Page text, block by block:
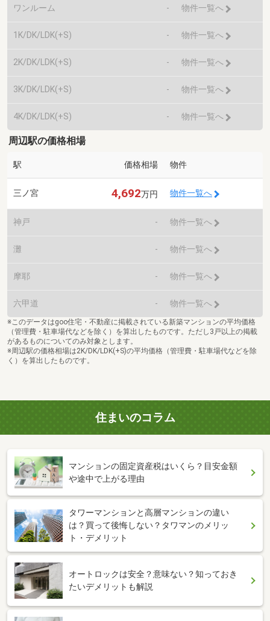
ワンルーム - 物件一覧へ
1K/DK/LDK(+S) - 物件一覧へ
2K/DK/LDK(+S) - 物件一覧へ
3K/DK/LDK(+S) - 物件一覧へ
4K/DK/LDK(+S) - 物件一覧へ
周辺駅の価格相場
駅 価格相場 物件
三ノ宮 4,692万円 物件一覧へ
神戸 - 物件一覧へ
灘 - 物件一覧へ
摩耶 - 物件一覧へ
六甲道 - 物件一覧へ
※このデータはgoo住宅・不動産に掲載されている新築マンションの平均価格
（管理費・駐車場代などを除く）を算出したものです。ただし3戸以上の掲載
があるものについてのみ対象とします。
※周辺駅の価格相場は2K/DK/LDK(+S)の平均価格（管理費・駐車場代などを除
く）を算出したものです。
住まいのコラム
マンションの固定資産税はいくら？目安金額
や途中で上がる理由
タワーマンションと高層マンションの違い
は？買って後悔しない？タワマンのメリッ
ト・デメリット
オートロックは安全？意味ない？知っておき
たいデメリットも解説